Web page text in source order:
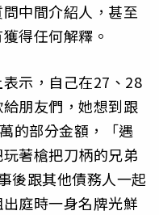
中間介紹人，甚至
得任何解釋。
示，自己在27、28
朋友們，她想到跟
的部分金額，「遇
著槍把刀柄的兄弟
後跟其他債務人一起
庭時一身名牌光鮮